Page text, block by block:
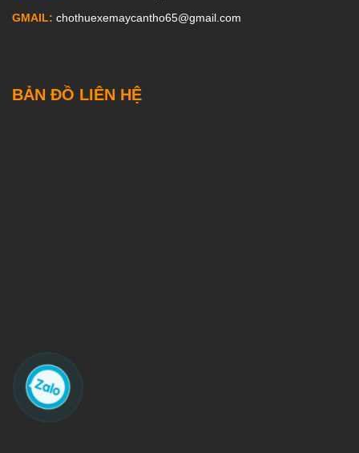
GMAIL: chothuexemaycantho65@gmail.com
BẢN ĐỒ LIÊN HỆ